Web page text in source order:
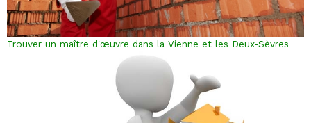
Trouver un maître d'œuvre dans la Vienne et les Deux-Sèvres